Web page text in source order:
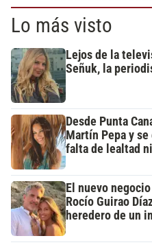
Lo más visto
Lejos de la
Señuk, la
Desde Punta
Martín Pepa y
falta de lealtad
El nuevo
Rocío Guirao
heredero de un